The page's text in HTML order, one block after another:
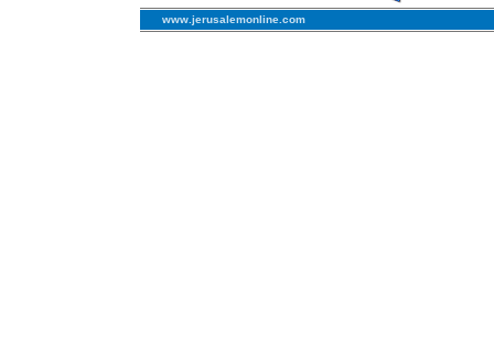
www.jerusalemonline.com